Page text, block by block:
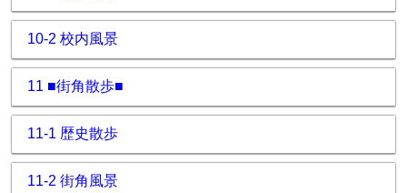
10-2 校内風景
11 ■街角散歩■
11-1 歴史散歩
11-2 街角風景